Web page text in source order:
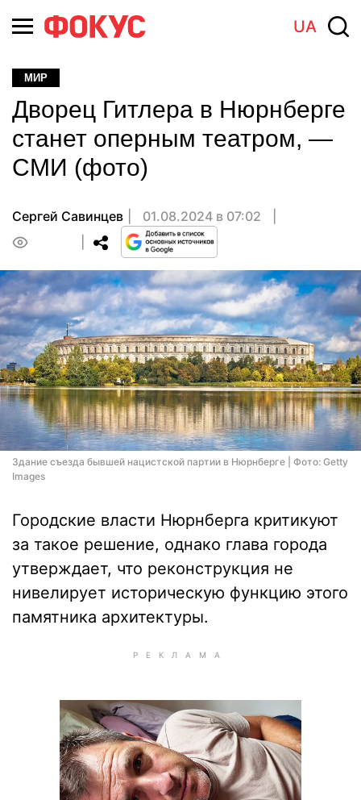
UA
МИР
Дворец Гитлера в Нюрнберге
станет оперным театром, —
СМИ (фото)
Сергей Савинцев
01.08.2024 в 07:02
Здание съезда бывшей нацистской партии в Нюрнберге | Фото: Getty
Images
Городские власти Нюрнберга критикуют
за такое решение, однако глава города
утверждает, что реконструкция не
нивелирует историческую функцию этого
памятника архитектуры.